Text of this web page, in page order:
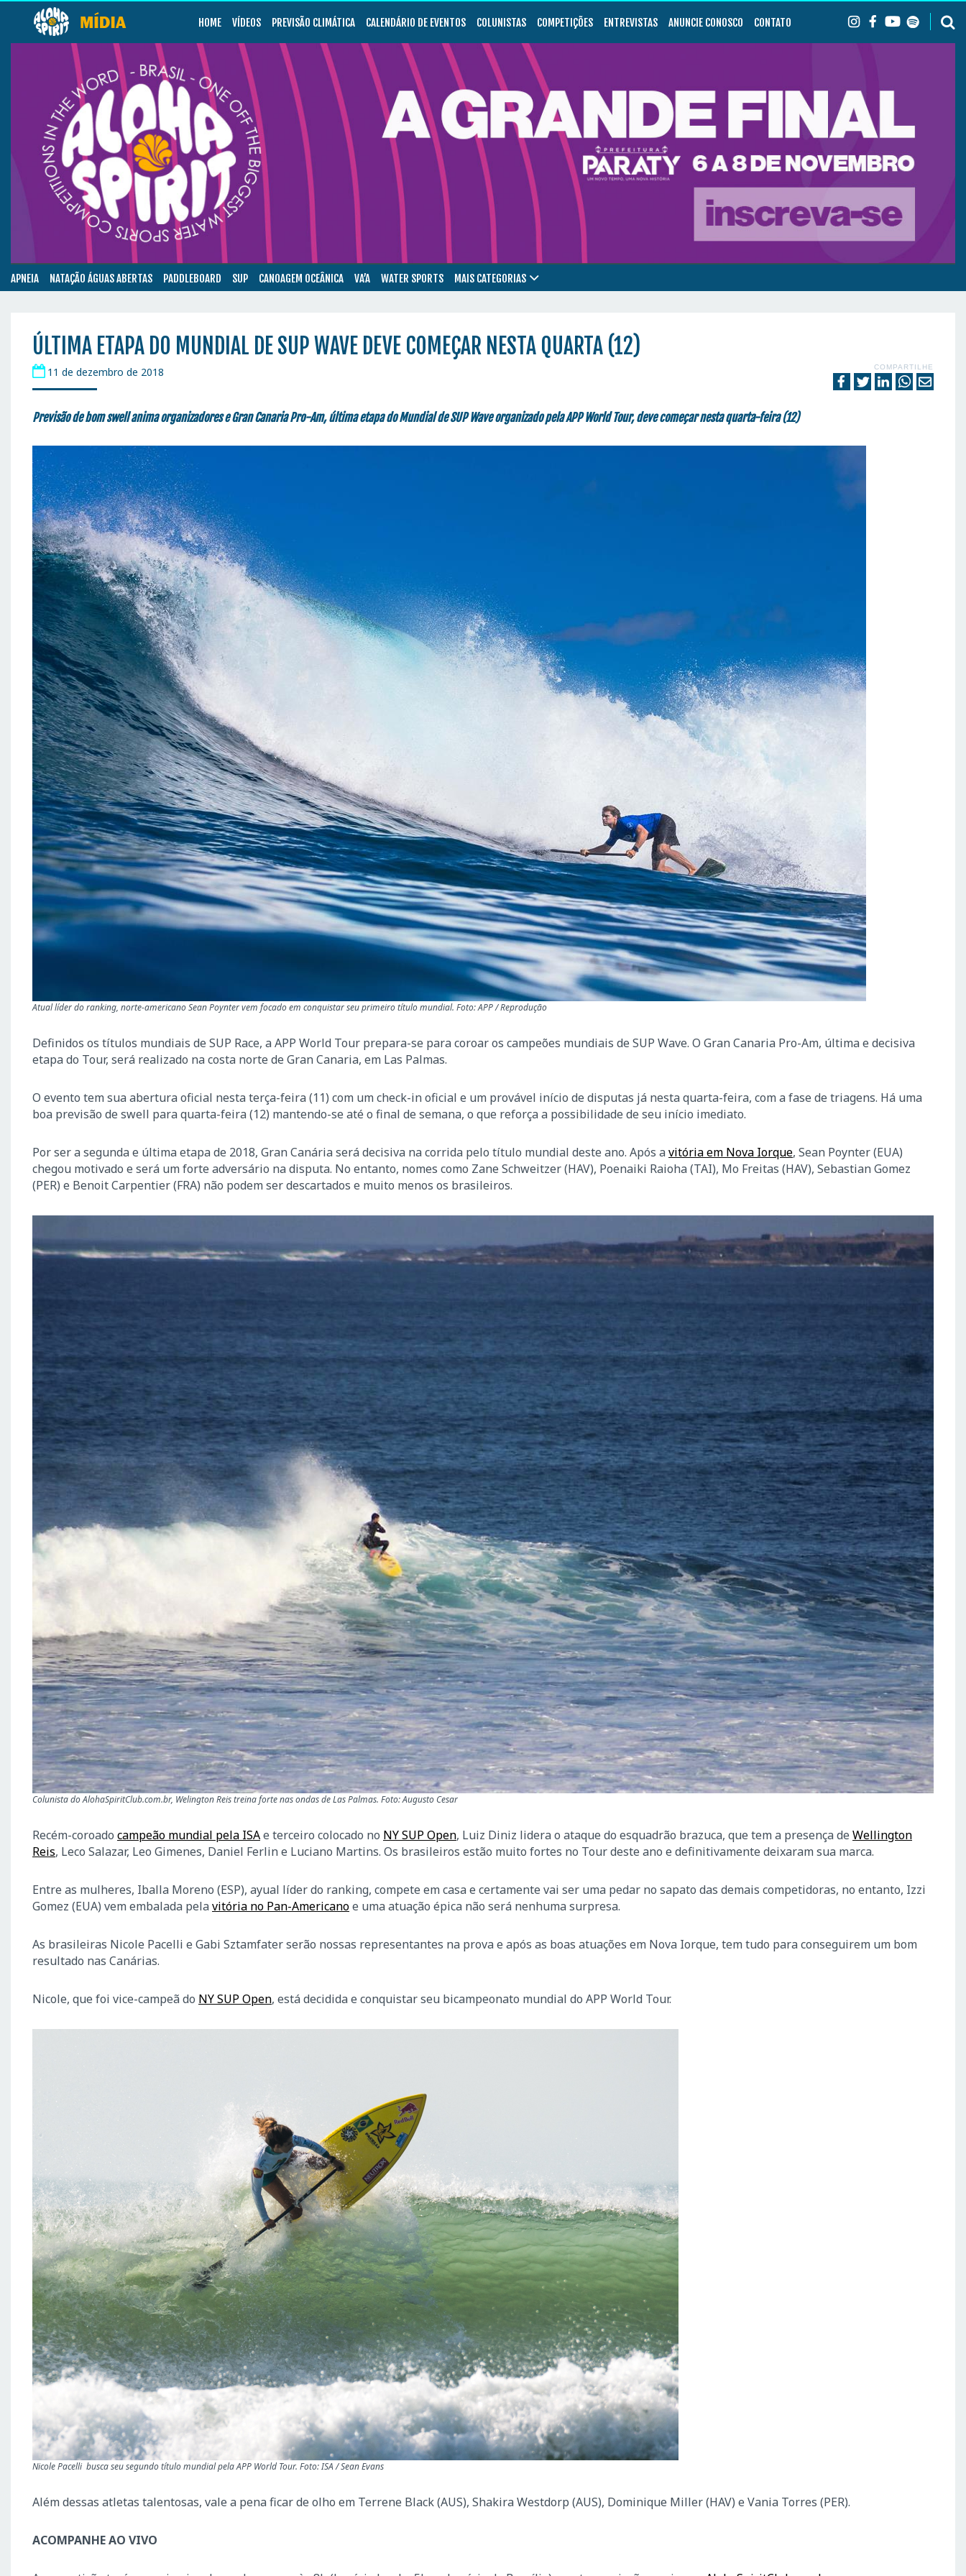
HOME VÍDEOS PREVISÃO CLIMÁTICA CALENDÁRIO DE EVENTOS COLUNISTAS COMPETIÇÕES ENTREVISTAS ANUNCIE CONOSCO CONTATO
APNEIA NATAÇÃO ÁGUAS ABERTAS PADDLEBOARD SUP CANOAGEM OCEÂNICA VA’A WATER SPORTS MAIS CATEGORIAS
ÚLTIMA ETAPA DO MUNDIAL DE SUP WAVE DEVE COMEÇAR NESTA QUARTA (12)
11 de dezembro de 2018 COMPARTILHE
Previsão de bom swell anima organizadores e Gran Canaria Pro-Am, última etapa do Mundial de SUP Wave organizado pela APP World Tour, deve começar nesta quarta-feira (12)
Atual líder do ranking, norte-americano Sean Poynter vem focado em conquistar seu primeiro título mundial. Foto: APP / Reprodução
Definidos os títulos mundiais de SUP Race, a APP World Tour prepara-se para coroar os campeões mundiais de SUP Wave. O Gran Canaria Pro-Am, última e decisiva
etapa do Tour, será realizado na costa norte de Gran Canaria, em Las Palmas.
O evento tem sua abertura oficial nesta terça-feira (11) com um check-in oficial e um provável início de disputas já nesta quarta-feira, com a fase de triagens. Há uma
boa previsão de swell para quarta-feira (12) mantendo-se até o final de semana, o que reforça a possibilidade de seu início imediato.
Por ser a segunda e última etapa de 2018, Gran Canária será decisiva na corrida pelo título mundial deste ano. Após avitória em Nova Iorque, Sean Poynter (EUA)
chegou motivado e será um forte adversário na disputa. No entanto, nomes como Zane Schweitzer (HAV), Poenaiki Raioha (TAI), Mo Freitas (HAV), Sebastian Gomez
(PER) e Benoit Carpentier (FRA) não podem ser descartados e muito menos os brasileiros.
Colunista do AlohaSpiritClub.com.br, Welington Reis treina forte nas ondas de Las Palmas. Foto: Augusto Cesar
Recém-coroado campeão mundial pela ISAe terceiro colocado no NY SUP Open, Luiz Diniz lidera o ataque do esquadrão brazuca, que tem a presença de Wellington
Reis, Leco Salazar, Leo Gimenes, Daniel Ferlin e Luciano Martins. Os brasileiros estão muito fortes no Tour deste ano e definitivamente deixaram sua marca.
Entre as mulheres, Iballa Moreno (ESP), ayual líder do ranking, compete em casa e certamente vai ser uma pedar no sapato das demais competidoras, no entanto, Izzi
Gomez (EUA) vem embalada pelavitória no Pan-Americanoe uma atuação épica não será nenhuma surpresa.
As brasileiras Nicole Pacelli e Gabi Sztamfater serão nossas representantes na prova e após as boas atuações em Nova Iorque, tem tudo para conseguirem um bom
resultado nas Canárias.
Nicole, que foi vice-campeã do NY SUP Open, está decidida e conquistar seu bicampeonato mundial do APP World Tour.
Nicole Pacelli busca seu segundo título mundial pela APP World Tour. Foto: ISA / Sean Evans
Além dessas atletas talentosas, vale a pena ficar de olho em Terrene Black (AUS), Shakira Westdorp (AUS), Dominique Miller (HAV) e Vania Torres (PER).
ACOMPANHE AO VIVO